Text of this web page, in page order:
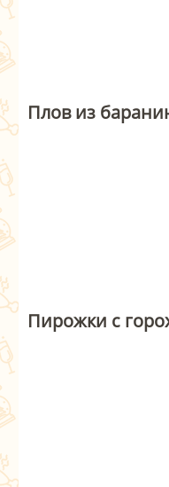
Плов из
Пирожки с